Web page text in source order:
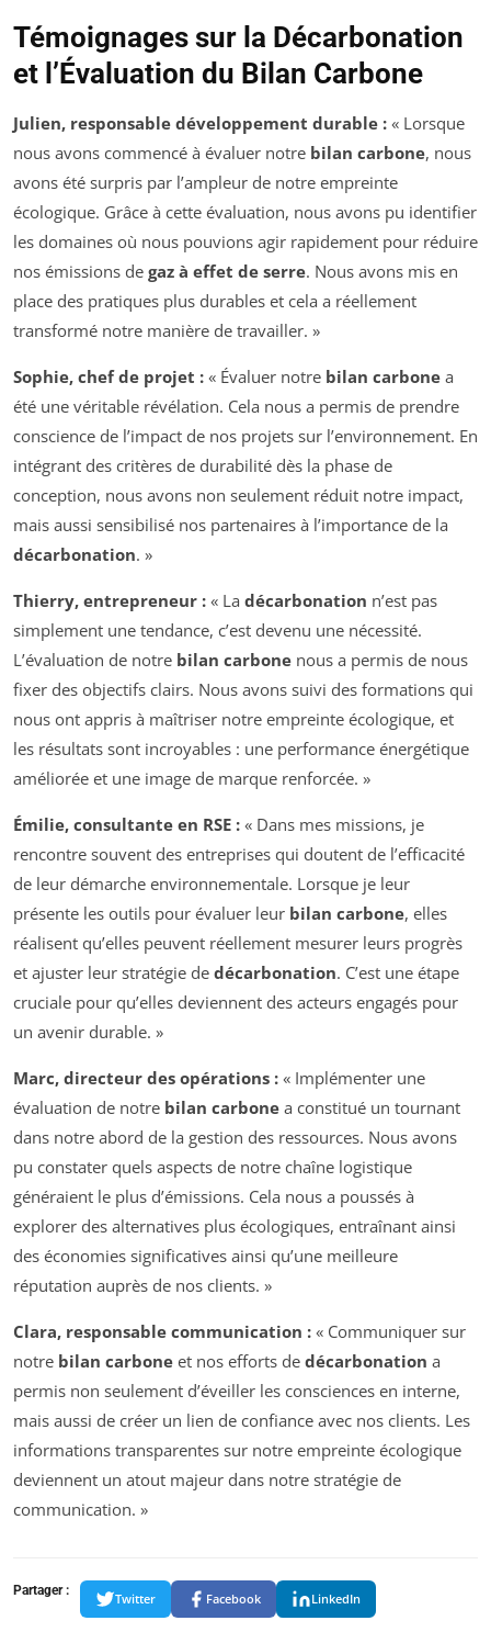
Témoignages sur la Décarbonation
et l’Évaluation du Bilan Carbone
Julien, responsable développement durable : « Lorsque
nous avons commencé à évaluer notre bilan carbone, nous
avons été surpris par l’ampleur de notre empreinte
écologique. Grâce à cette évaluation, nous avons pu identifier
les domaines où nous pouvions agir rapidement pour réduire
nos émissions de gaz à effet de serre. Nous avons mis en
place des pratiques plus durables et cela a réellement
transformé notre manière de travailler. »
Sophie, chef de projet : « Évaluer notre bilan carbone a
été une véritable révélation. Cela nous a permis de prendre
conscience de l’impact de nos projets sur l’environnement. En
intégrant des critères de durabilité dès la phase de
conception, nous avons non seulement réduit notre impact,
mais aussi sensibilisé nos partenaires à l’importance de la
décarbonation. »
Thierry, entrepreneur : « La décarbonation n’est pas
simplement une tendance, c’est devenu une nécessité.
L’évaluation de notre bilan carbone nous a permis de nous
fixer des objectifs clairs. Nous avons suivi des formations qui
nous ont appris à maîtriser notre empreinte écologique, et
les résultats sont incroyables : une performance énergétique
améliorée et une image de marque renforcée. »
Émilie, consultante en RSE : « Dans mes missions, je
rencontre souvent des entreprises qui doutent de l’efficacité
de leur démarche environnementale. Lorsque je leur
présente les outils pour évaluer leur bilan carbone, elles
réalisent qu’elles peuvent réellement mesurer leurs progrès
et ajuster leur stratégie de décarbonation. C’est une étape
cruciale pour qu’elles deviennent des acteurs engagés pour
un avenir durable. »
Marc, directeur des opérations : « Implémenter une
évaluation de notre bilan carbone a constitué un tournant
dans notre abord de la gestion des ressources. Nous avons
pu constater quels aspects de notre chaîne logistique
généraient le plus d’émissions. Cela nous a poussés à
explorer des alternatives plus écologiques, entraînant ainsi
des économies significatives ainsi qu’une meilleure
réputation auprès de nos clients. »
Clara, responsable communication : « Communiquer sur
notre bilan carbone et nos efforts de décarbonation a
permis non seulement d’éveiller les consciences en interne,
mais aussi de créer un lien de confiance avec nos clients. Les
informations transparentes sur notre empreinte écologique
deviennent un atout majeur dans notre stratégie de
communication. »
Partager :
Twitter Facebook LinkedIn